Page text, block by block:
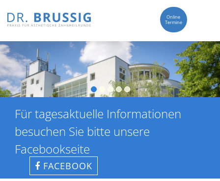
Online
Termine
Für tagesaktuelle Informationen
besuchen Sie bitte unsere
Facebookseite
FACEBOOK